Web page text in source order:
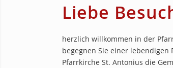
Liebe
herzlich willkommen in der
begegnen Sie einer
Pfarrkirche St. Antonius die